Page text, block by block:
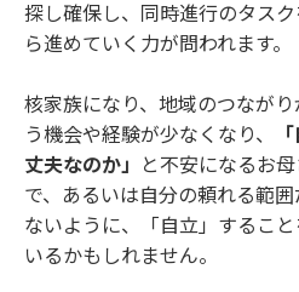
探し確保し、同時進行のタス
ら進めていく力が問われます。
核家族になり、地域のつなが
う機会や経験が少なくなり、
丈夫なのか」
と不安になるお
で、あるいは自分の頼れる範
ないように、「自立」するこ
いるかもしれません。